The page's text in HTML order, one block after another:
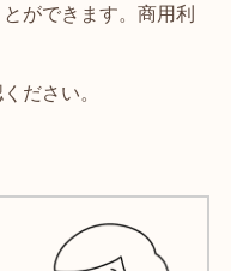
ができます。商用利
ださい。